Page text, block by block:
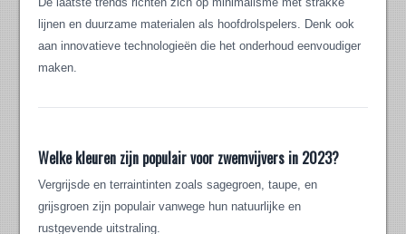
lijnen en duurzame materialen als hoofdrolspelers. Denk ook
aan innovatieve technologieën die het onderhoud eenvoudiger
maken.
Welke kleuren zijn populair voor zwemvijvers in 2023?
Vergrijsde en terraintinten zoals sagegroen, taupe, en
grijsgroen zijn populair vanwege hun natuurlijke en
rustgevende uitstraling.